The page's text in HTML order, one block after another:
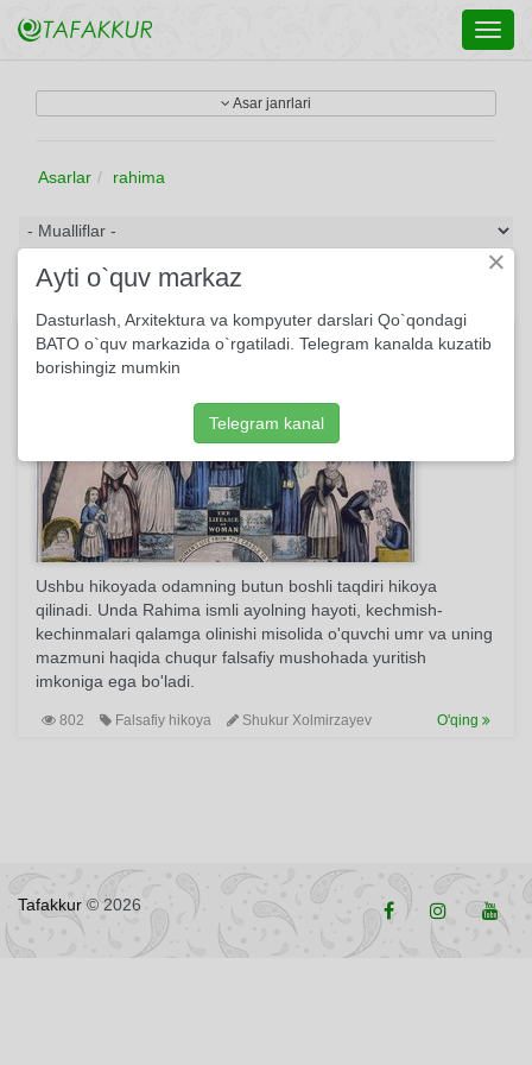
Asar janrlari
Asarlar rahima
Odam
Ushbu hikoyada odamning butun boshli taqdiri hikoya
qilinadi. Unda Rahima ismli ayolning hayoti, kechmish-
kechinmalari qalamga olinishi misolida o'quvchi umr va uning
mazmuni haqida chuqur falsafiy mushohada yuritish
imkoniga ega bo'ladi.
802 Falsafiy hikoya Shukur Xolmirzayev O'qing
Tafakkur © 2026
×
Ayti o`quv markaz
Dasturlash, Arxitektura va kompyuter darslari Qo`qondagi
BATO o`quv markazida o`rgatiladi. Telegram kanalda kuzatib
borishingiz mumkin
Telegram kanal